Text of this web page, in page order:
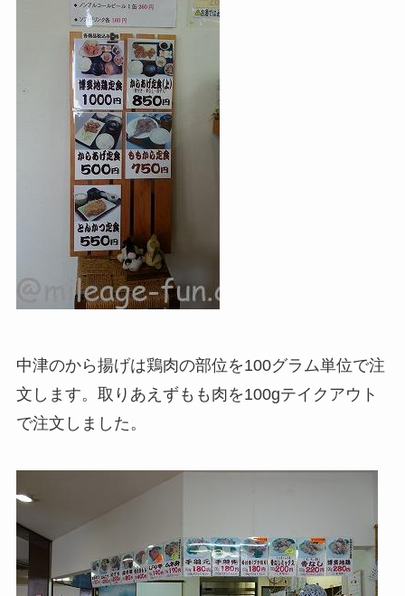
中津のから揚げは鶏肉の部位を100グラム単位で注
文します。取りあえずもも肉を100gテイクアウト
で注文しました。